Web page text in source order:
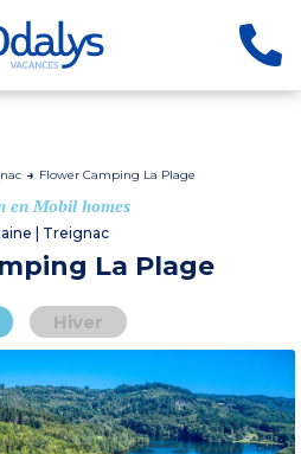
Flower Camping La Plage
en Mobil homes
| Treignac
La Plage
Hiver